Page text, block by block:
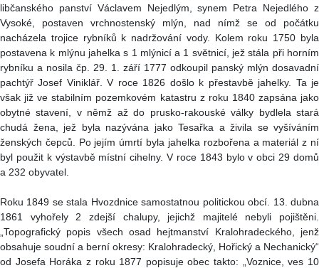
libčanského panství Václavem Nejedlým, synem Petra Nejedlého z
Vysoké, postaven vrchnostenský mlýn, nad nímž se od počátku
nacházela trojice rybníků k nadržování vody. Kolem roku 1750 byla
postavena k mlýnu jahelka s 1 mlýnicí a 1 světnicí, jež stála při horním
rybníku a nosila čp. 29. 1. září 1777 odkoupil panský mlýn dosavadní
pachtýř Josef Viniklář. V roce 1826 došlo k přestavbě jahelky. Ta je
však již ve stabilním pozemkovém katastru z roku 1840 zapsána jako
obytné stavení, v němž až do prusko-rakouské války bydlela stará
chudá žena, jež byla nazývána jako Tesařka a živila se vyšíváním
ženských čepců. Po jejím úmrtí byla jahelka rozbořena a materiál z ní
byl použit k výstavbě místní cihelny. V roce 1843 bylo v obci 29 domů
a 232 obyvatel.
Roku 1849 se stala Hvozdnice samostatnou politickou obcí. 13. dubna
1861 vyhořely 2 zdejší chalupy, jejichž majitelé nebyli pojištěni.
„Topografický popis všech osad hejtmanství Kralohradeckého, jenž
obsahuje soudní a berní okresy: Kralohradecký, Hořický a Nechanický“
od Josefa Horáka z roku 1877 popisuje obec takto: „Voznice, ves 10